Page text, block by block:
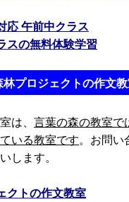
応 午前中クラス
スの無料体験学習
プロジェクトの作文
は、 言葉の森の教室で
いる教室です。お問い
します。
クトの作文教室